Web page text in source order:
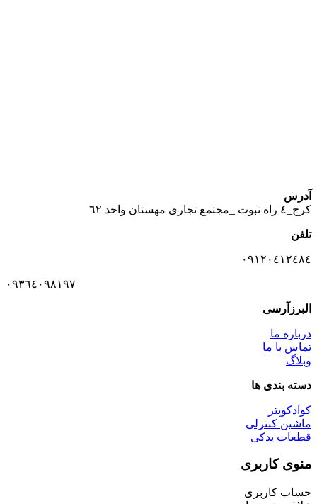
آدرس
كرج_٤ راه نبوت _مجتمع تجارى مهستان واحد ٦٢
تلفن
٠٩١٢٠٤١٢٤٨٤
٠٩٣٦٤٠٩٨١٩٧
البرزآرسی
درباره ما
تماس با ما
وبلاگ
دسته بندی ها
کوادکوپتر
ماشین کنترلی
قطعات یدکی
منوی کاربری
حساب کاربری